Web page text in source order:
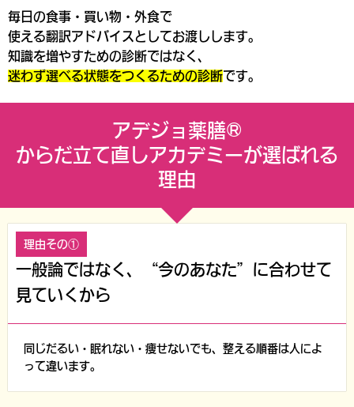
毎日の食事・買い物・外食で
使える翻訳アドバイスとしてお渡しします。
知識を増やすための診断ではなく、
迷わず選べる状態をつくるための診断です。
アデジョ薬膳®
からだ立て直しアカデミーが選ばれる
理由
理由その①
一般論ではなく、“今のあなた”に合わせて
見ていくから
同じだるい・眠れない・痩せないでも、整える順番は人によ
って違います。